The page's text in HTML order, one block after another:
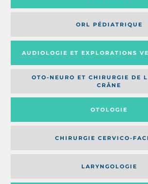
ORL PÉDIATRIQUE
AUDIOLOGIE ET EXPLORATIONS
OTO-NEURO ET CHIRURGIE DE
CRÂNE
OTOLOGIE
CHIRURGIE CERVICO-
LARYNGOLOGIE